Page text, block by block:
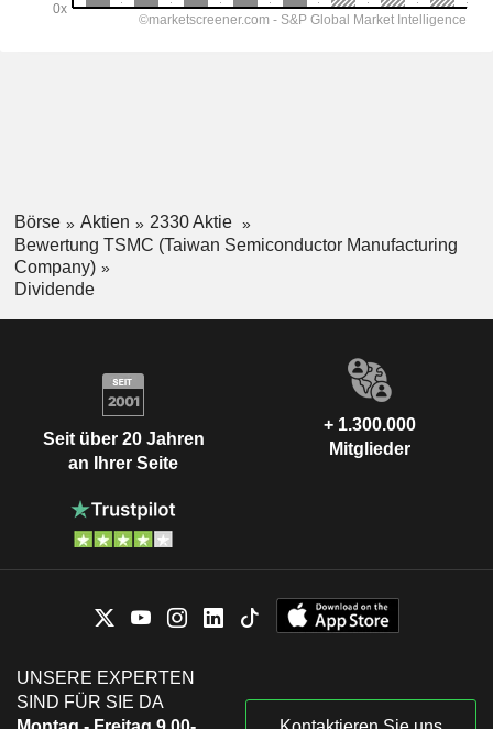
Börse Aktien
2330 Aktie
Bewertung TSMC (Taiwan Semiconductor Manufacturing
Company)
Dividende
Seit über 20 Jahren
an Ihrer Seite
+ 1.300.000
Mitglieder
UNSERE EXPERTEN
SIND FÜR SIE DA